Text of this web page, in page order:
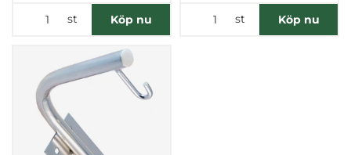
st Köp nu st Köp nu